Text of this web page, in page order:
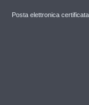
Posta elettronica